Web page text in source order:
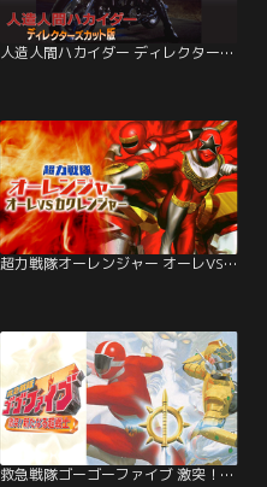
人造人間ハカイダー ディレクターズカット版
超力戦隊オーレンジャー オーレVSカクレンジャー
救急戦隊ゴーゴーファイブ 激突！新たなる超戦士